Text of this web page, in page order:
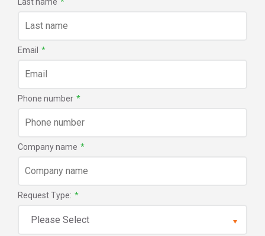
Email *
Phone number *
Company name *
Request Type: *